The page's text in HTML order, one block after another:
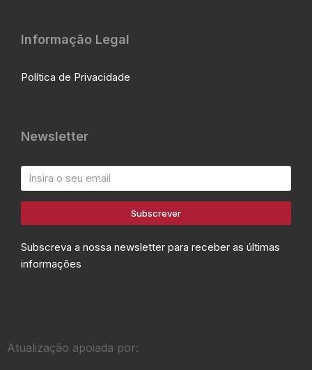
Informação Legal
Política de Privacidade
Newsletter
Subscrever
Subscreva a nossa newsletter para receber as últimas
informações
Atualização apoiada por: